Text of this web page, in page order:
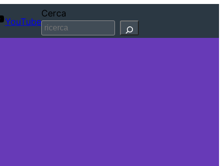
YouTube
Cerca